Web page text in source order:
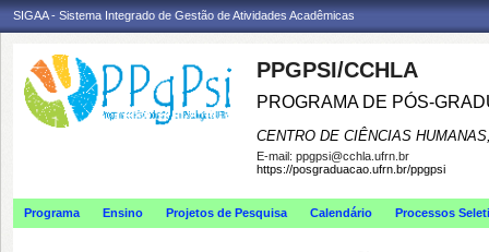
SIGAA - Sistema Integrado de Gestão de Atividades Acadêmicas
PPGPSI/CCHLA
PROGRAMA DE PÓS-
CENTRO DE CIÊNCIAS
E-mail: ppgpsi@cchla.ufrn.br
https://posgraduacao.ufrn.br/ppgpsi
Programa Ensino Projetos de Pesquisa Calendário Processos